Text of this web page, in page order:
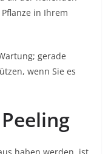
in Ihrem
gerade
wenn Sie es